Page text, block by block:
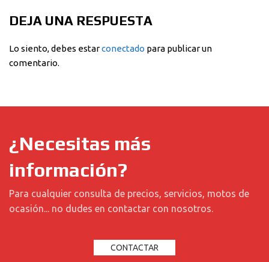
DEJA UNA RESPUESTA
Lo siento, debes estarconectado para publicar un
comentario.
¿Necesitas más
información?
Para cualquier consulta de precios, servicios, motos de
ocasión... no dudes en contactar con nosotros.
CONTACTAR